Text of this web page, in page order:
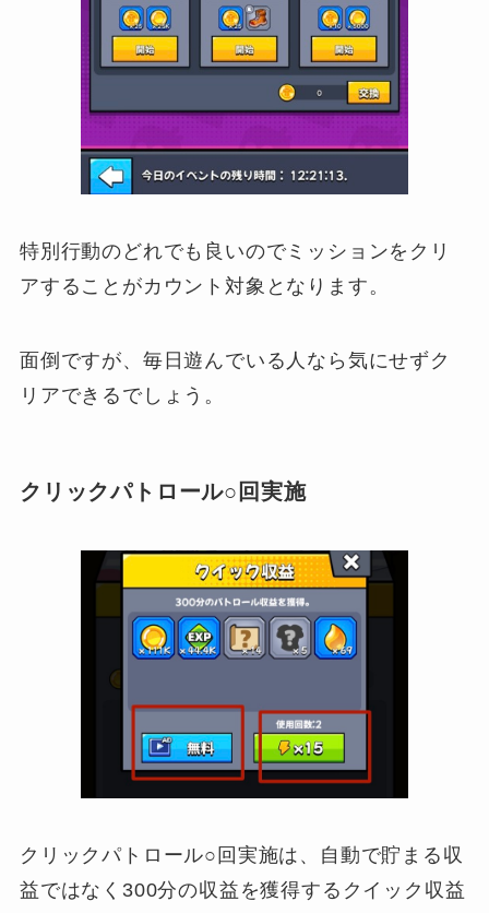
特別行動のどれでも良いのでミッションをクリ
アすることがカウント対象となります。
面倒ですが、毎日遊んでいる人なら気にせずク
リアできるでしょう。
クリックパトロール○回実施
クリックパトロール○回実施は、自動で貯まる収
益ではなく300分の収益を獲得するクイック収益